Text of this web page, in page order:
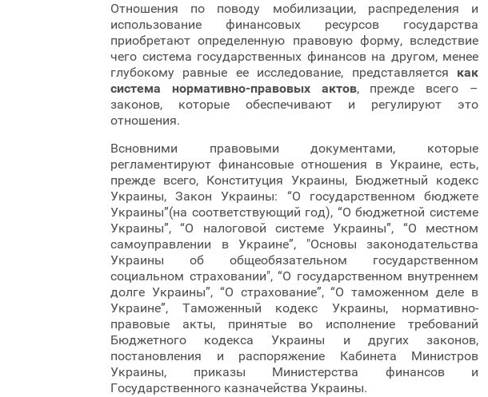
Отношения по поводу
мобилизации, распределения и
использование финансовых ресурсов государства
приобретают определенную правовую форму, вследствие
чего система государственных финансов на другом, менее
глубокому равные ее исследование, представляется как
система нормативно-правовых актов, прежде всего –
законов, которые обеспечивают и регулируют это
отношения.
Всновними правовыми документами, которые
регламентируют финансовые отношения в Украине, есть,
прежде всего, Конституция Украины, Бюджетный кодекс
Украины, Закон Украины: “О государственном бюджете
Украины”(на соответствующий год), “О бюджетной системе
Украины”, “О налоговой системе Украины”, “О местном
самоуправлении в Украине”, "Основы законодательства
Украины об общеобязательном государственном
социальном страховании", “О государственном внутреннем
долге Украины”, “О страхование”, “О таможенном деле в
Украине”, Таможенный кодекс Украины, нормативно-
правовые акты, принятые во исполнение требований
Бюджетного кодекса Украины и других законов,
постановления и распоряжение Кабинета Министров
Украины, приказы Министерства финансов и
Государственного казначейства Украины.